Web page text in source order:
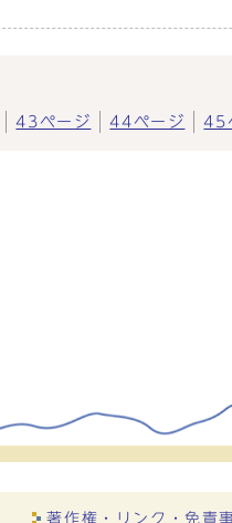
43ページ 44ページ 45
著作権・リンク・免責